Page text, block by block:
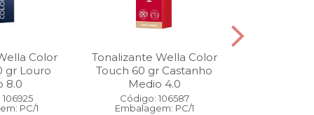
Color
gr Louro
8.0
PC/1
Tonalizante Wella Color
Touch 60 gr Castanho
Medio 4.0
Código: 106587
Embalagem: PC/1